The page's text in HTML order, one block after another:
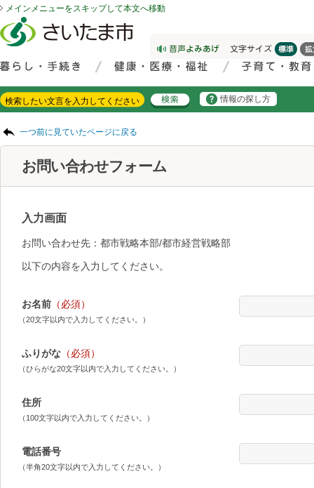
メインメニューをスキップして本文へ移動
情報の探し方
一つ前に見ていたページに戻る
お問い合わせフォーム
入力画面
お問い合わせ先：都市戦略本部/都市経営戦略部
以下の内容を入力してください。
お名前 （必須）
（20文字以内で入力してください。）
ふりがな （必須）
（ひらがな20文字以内で入力してください。）
住所
（100文字以内で入力してください。）
電話番号
（半角20文字以内で入力してください。）